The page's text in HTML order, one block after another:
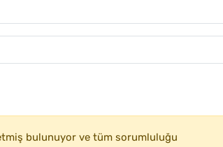
bulunuyor ve tüm sorumluluğu